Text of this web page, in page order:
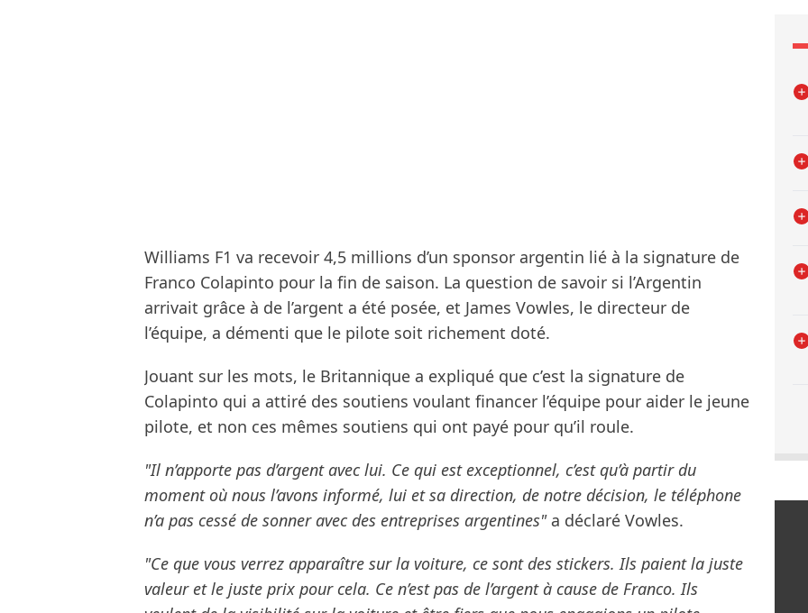
Williams F1 va recevoir 4,5 millions d’un sponsor argentin lié à la signature de
Franco Colapinto pour la fin de saison. La question de savoir si l’Argentin
arrivait grâce à de l’argent a été posée, et James Vowles, le directeur de
l’équipe, a démenti que le pilote soit richement doté.
Jouant sur les mots, le Britannique a expliqué que c’est la signature de
Colapinto qui a attiré des soutiens voulant financer l’équipe pour aider le jeune
pilote, et non ces mêmes soutiens qui ont payé pour qu’il roule.
"Il n’apporte pas d’argent avec lui. Ce qui est exceptionnel, c’est qu’à partir du
moment où nous l’avons informé, lui et sa direction, de notre décision, le téléphone
n’a pas cessé de sonner avec des entreprises argentines"a déclaré Vowles.
"Ce que vous verrez apparaître sur la voiture, ce sont des stickers. Ils paient la juste
valeur et le juste prix pour cela. Ce n’est pas de l’argent à cause de Franco. Ils